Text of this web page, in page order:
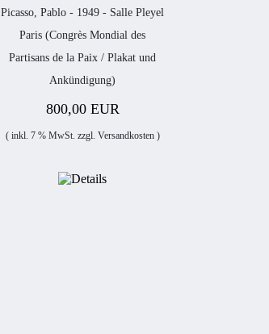
Picasso, Pablo - 1949 - Salle Pleyel
Paris (Congrès Mondial des
Partisans de la Paix / Plakat und
Ankündigung)
800,00 EUR
( inkl. 7 % MwSt. zzgl. Versandkosten)